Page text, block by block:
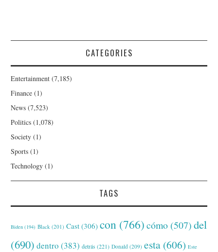
CATEGORIES
Entertainment (7,185)
Finance (1)
News (7,523)
Politics (1,078)
Society (1)
Sports (1)
Technology (1)
TAGS
Biden (194) Black (201) Cast (306) con (766) cómo (507) del
(690) dentro (383) detrás (221) Donald (209) esta (606) Este